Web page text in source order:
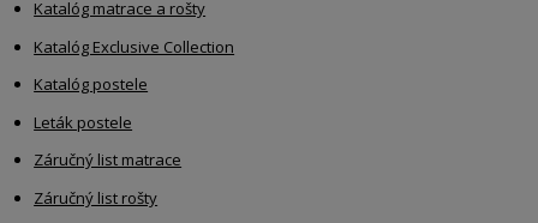
Katalóg matrace a rošty
Katalóg Exclusive Collection
Katalóg postele
Leták postele
Záručný list matrace
Záručný list rošty